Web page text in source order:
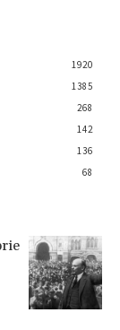
1920
1385
268
142
136
68